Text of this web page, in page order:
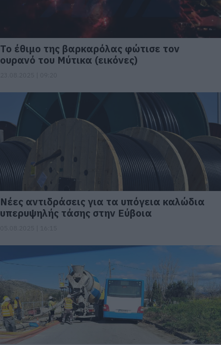
Το έθιμο της βαρκαρόλας φώτισε τον
ουρανό του Μύτικα (εικόνες)
Νέες αντιδράσεις για τα υπόγεια καλώδια
υπερυψηλής τάσης στην Εύβοια